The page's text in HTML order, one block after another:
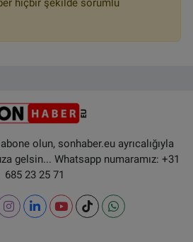
hiçbir şekilde sorumlu
olun, sonhaber.eu ayrıcalığıyla
gelsin... Whatsapp numaramız: +31
685 23 25 71